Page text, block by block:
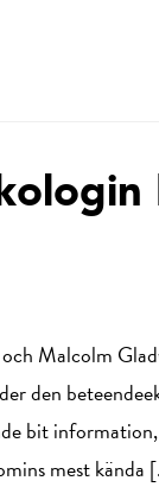
Malcolm
den
bit
mest kända